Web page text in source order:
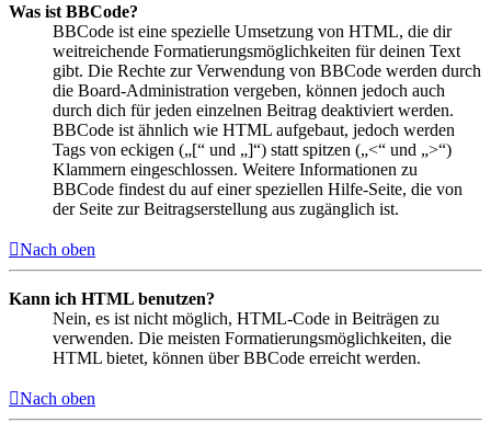
Was ist BBCode?
BBCode ist eine spezielle Umsetzung von HTML, die dir
weitreichende Formatierungsmöglichkeiten für deinen Text
gibt. Die Rechte zur Verwendung von BBCode werden durch
die Board-Administration vergeben, können jedoch auch
durch dich für jeden einzelnen Beitrag deaktiviert werden.
BBCode ist ähnlich wie HTML aufgebaut, jedoch werden
Tags von eckigen („[“ und „]“) statt spitzen („<“ und „>“)
Klammern eingeschlossen. Weitere Informationen zu
BBCode findest du auf einer speziellen Hilfe-Seite, die von
der Seite zur Beitragserstellung aus zugänglich ist.
Nach oben
Kann ich HTML benutzen?
Nein, es ist nicht möglich, HTML-Code in Beiträgen zu
verwenden. Die meisten Formatierungsmöglichkeiten, die
HTML bietet, können über BBCode erreicht werden.
Nach oben